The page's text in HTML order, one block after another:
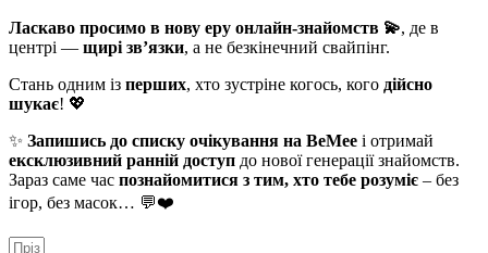
Ласкаво просимо в нову еру онлайн-знайомств 💫, де в
центрі — щирі зв’язки, а не безкінечний свайпінг.
Стань одним із перших, хто зустріне когось, кого дійсно
шукає! 💖
✨ Запишись до списку очікування на BeMee і отримай
ексклюзивний ранній доступ до нової генерації знайомств.
Зараз саме час познайомитися з тим, хто тебе розуміє – без
ігор, без масок… 💬❤️